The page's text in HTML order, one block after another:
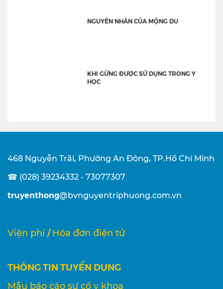
NGUYÊN NHÂN CỦA MỘNG DU
KHI GỪNG ĐƯỢC SỬ DỤNG TRONG Y
HỌC
468 Nguyễn Trãi, Phường An Đông, TP.Hồ Chí Minh
☎ (028) 39234332 - 73077307
truyenthong@bvnguyentriphuong.com.vn
Viện phí / Hóa đơn điện tử
THÔNG TIN TUYỂN DỤNG
Mẫu báo cáo sự cố y khoa